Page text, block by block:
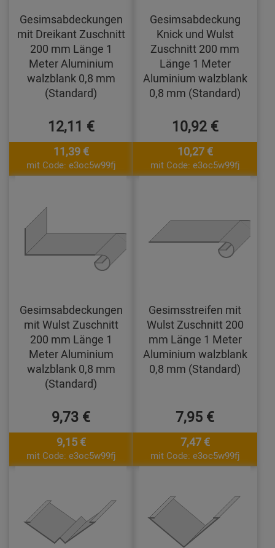
Gesimsabdeckungen
mit Dreikant Zuschnitt
200 mm Länge 1
Meter Aluminium
walzblank 0,8 mm
(Standard)
12,11 €
11,39 €
mit Code: e3oc5w99fj
Gesimsabdeckung
Knick und Wulst
Zuschnitt 200 mm
Länge 1 Meter
Aluminium walzblank
0,8 mm (Standard)
10,92 €
10,27 €
mit Code: e3oc5w99fj
Gesimsabdeckungen
mit Wulst Zuschnitt
200 mm Länge 1
Meter Aluminium
walzblank 0,8 mm
(Standard)
9,73 €
9,15 €
mit Code: e3oc5w99fj
Gesimsstreifen mit
Wulst Zuschnitt 200
mm Länge 1 Meter
Aluminium walzblank
0,8 mm (Standard)
7,95 €
7,47 €
mit Code: e3oc5w99fj